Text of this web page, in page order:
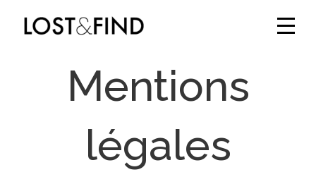
Mentions
légales